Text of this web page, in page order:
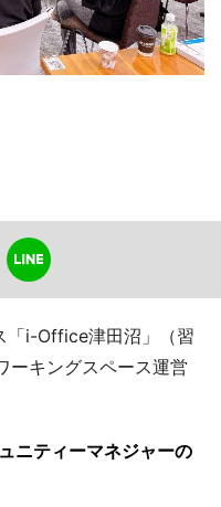
「i-Office津田沼」（習
ーキングスペース運営
ニティーマネジャーの